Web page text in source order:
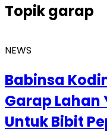
Topikgarap
NEWS
Babinsa
Garap Lahan
Untuk Bibit